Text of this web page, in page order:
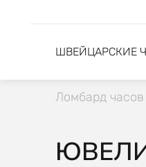
ШВЕЙЦАРСКИЕ
Ломбард часов